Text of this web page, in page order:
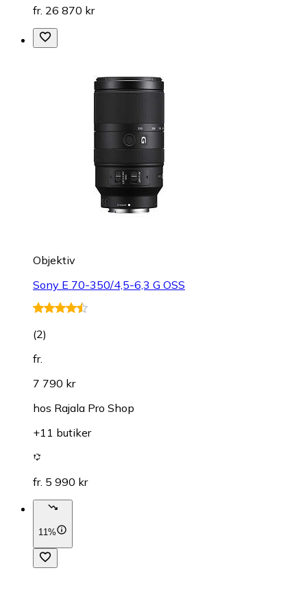
fr. 26 870 kr
Objektiv
Sony E 70-350/4,5-6,3 G OSS
(2)
fr.
7 790 kr
hos Rajala Pro Shop
+11 butiker
fr. 5 990 kr
11%